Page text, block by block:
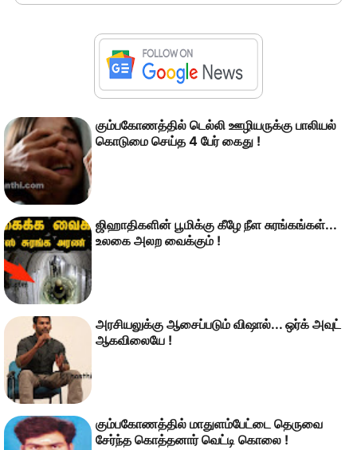
கும்பகோணத்தில் டெல்லி ஊழியருக்கு பாலியல்
கொடுமை செய்த 4 பேர் கைது !
ஜிஹாதிகளின் பூமிக்கு கீழே நீள சுரங்கங்கள்...
உலகை அலற வைக்கும் !
அரசியலுக்கு ஆசைப்படும் விஷால்... ஒர்க் அவுட்
ஆகவிலையே !
கும்பகோணத்தில் மாதுளம்பேட்டை தெருவை
சேர்ந்த கொத்தனார் வெட்டி கொலை !